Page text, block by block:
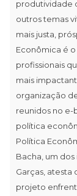
produtividade
outros temas
mais justa,
Econômica é
profissionais
mais
organização
reunidos no e-
política
Política
Bacha, um
Garças, atesta
projeto